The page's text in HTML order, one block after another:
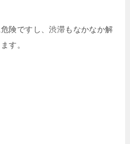
険ですし、渋滞もなかなか解
す。